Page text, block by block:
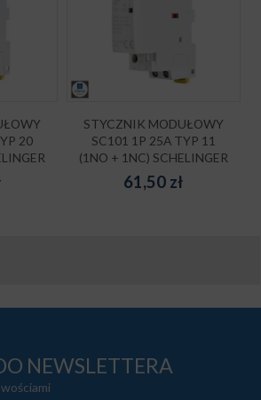
20
STYCZNIK MODUŁOWY
SC101 1P 25A TYP 11
(1NO + 1NC) SCHELINGER
61,50 zł
NEWSLETTERA